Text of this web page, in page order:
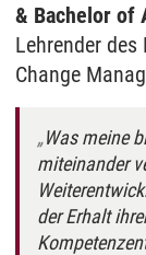
& Bachelor of
Lehrender
Change
Was meine
miteinander
der Erhalt